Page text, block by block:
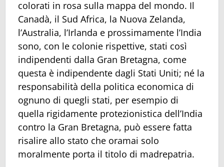
colorati in rosa sulla mappa del mondo. Il
Canadà, il Sud Africa, la Nuova Zelanda,
l’Australia, l’Irlanda e prossimamente l’India
sono, con le colonie rispettive, stati così
indipendenti dalla Gran Bretagna, come
questa è indipendente dagli Stati Uniti; né la
responsabilità della politica economica di
ognuno di quegli stati, per esempio di
quella rigidamente protezionistica dell’India
contro la Gran Bretagna, può essere fatta
risalire allo stato che oramai solo
moralmente porta il titolo di madrepatria.